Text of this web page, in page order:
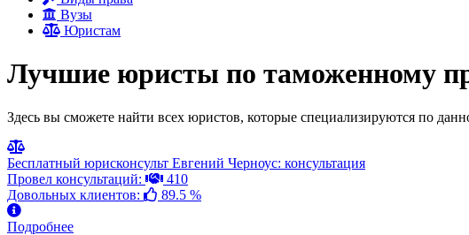
Вузы
Юристам
Лучшие юристы по таможенному
Здесь вы сможете найти всех юристов, которые специализируются по
Бесплатный юрисконсульт Евгений Черноус: консультация
Провел консультаций:
410
Довольных клиентов:
89.5 %
Подробнее